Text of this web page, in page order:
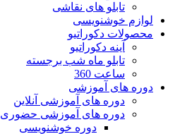
تابلو های نقاشی
لوازم خوشنویسی
محصولات دکوراتیو
آینه دکوراتیو
تابلو ماه شب برجسته
ساعت 360
دوره های آموزشی
دوره های آموزشی آنلاین
دوره های آموزشی حضوری
دوره خوشنویسی